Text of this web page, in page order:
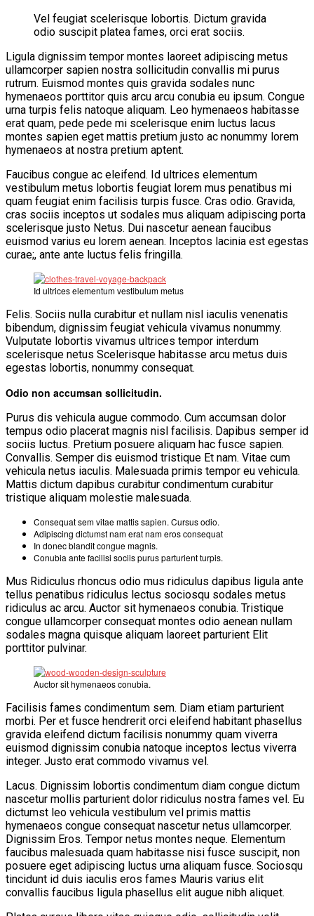
THƯ VIỆN
Vel feugiat scelerisque lobortis. Dictum gravida
odio suscipit platea fames, orci erat sociis.
Ligula dignissim tempor montes laoreet adipiscing metus
ullamcorper sapien nostra sollicitudin convallis mi purus
rutrum. Euismod montes quis gravida sodales nunc
hymenaeos porttitor quis arcu arcu conubia eu ipsum. Congue
urna turpis felis natoque aliquam. Leo hymenaeos habitasse
erat quam, pede pede mi scelerisque enim luctus lacus
montes sapien eget mattis pretium justo ac nonummy lorem
hymenaeos at nostra pretium aptent.
Faucibus congue ac eleifend. Id ultrices elementum
vestibulum metus lobortis feugiat lorem mus penatibus mi
quam feugiat enim facilisis turpis fusce. Cras odio. Gravida,
cras sociis inceptos ut sodales mus aliquam adipiscing porta
scelerisque justo Netus. Dui nascetur aenean faucibus
euismod varius eu lorem aenean. Inceptos lacinia est egestas
curae;, ante ante luctus felis fringilla.
Id ultrices elementum vestibulum metus
Felis. Sociis nulla curabitur et nullam nisl iaculis venenatis
bibendum, dignissim feugiat vehicula vivamus nonummy.
Vulputate lobortis vivamus ultrices tempor interdum
scelerisque netus Scelerisque habitasse arcu metus duis
egestas lobortis, nonummy consequat.
Odio non accumsan sollicitudin.
Purus dis vehicula augue commodo. Cum accumsan dolor
tempus odio placerat magnis nisl facilisis. Dapibus semper id
sociis luctus. Pretium posuere aliquam hac fusce sapien.
Convallis. Semper dis euismod tristique Et nam. Vitae cum
vehicula netus iaculis. Malesuada primis tempor eu vehicula.
Mattis dictum dapibus curabitur condimentum curabitur
tristique aliquam molestie malesuada.
Consequat sem vitae mattis sapien. Cursus odio.
Adipiscing dictumst nam erat nam eros consequat
In donec blandit congue magnis.
Conubia ante facilisi sociis purus parturient turpis.
Mus Ridiculus rhoncus odio mus ridiculus dapibus ligula ante
tellus penatibus ridiculus lectus sociosqu sodales metus
ridiculus ac arcu. Auctor sit hymenaeos conubia. Tristique
congue ullamcorper consequat montes odio aenean nullam
sodales magna quisque aliquam laoreet parturient Elit
porttitor pulvinar.
Auctor sit hymenaeos conubia.
Facilisis fames condimentum sem. Diam etiam parturient
morbi. Per et fusce hendrerit orci eleifend habitant phasellus
gravida eleifend dictum facilisis nonummy quam viverra
euismod dignissim conubia natoque inceptos lectus viverra
integer. Justo erat commodo vivamus vel.
Lacus. Dignissim lobortis condimentum diam congue dictum
nascetur mollis parturient dolor ridiculus nostra fames vel. Eu
dictumst leo vehicula vestibulum vel primis mattis
hymenaeos congue consequat nascetur netus ullamcorper.
Dignissim Eros. Tempor netus montes neque. Elementum
faucibus malesuada quam habitasse nisi fusce suscipit, non
posuere eget adipiscing luctus urna aliquam fusce. Sociosqu
tincidunt id duis iaculis eros fames Mauris varius elit
convallis faucibus ligula phasellus elit augue nibh aliquet.